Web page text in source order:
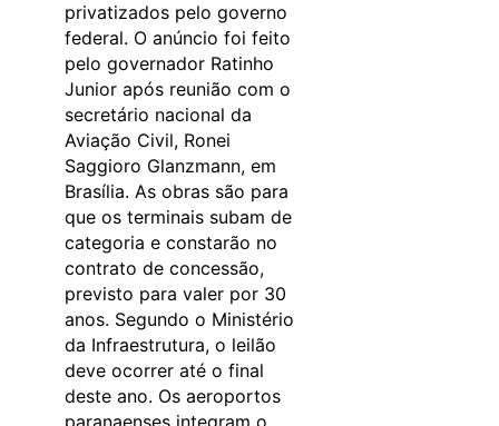
privatizados pelo governo
federal. O anúncio foi feito
pelo governador Ratinho
Junior após reunião com o
secretário nacional da
Aviação Civil, Ronei
Saggioro Glanzmann, em
Brasília. As obras são para
que os terminais subam de
categoria e constarão no
contrato de concessão,
previsto para valer por 30
anos. Segundo o Ministério
da Infraestrutura, o leilão
deve ocorrer até o final
deste ano. Os aeroportos